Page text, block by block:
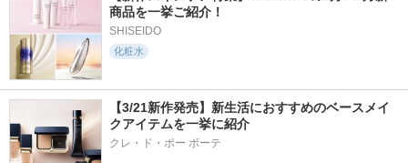
商品を一挙ご紹介！
SHISEIDO
化粧水
【3/21新作発売】新生活におすすめのベースメイ
クアイテムを一挙に紹介
クレ・ド・ポー ボーテ